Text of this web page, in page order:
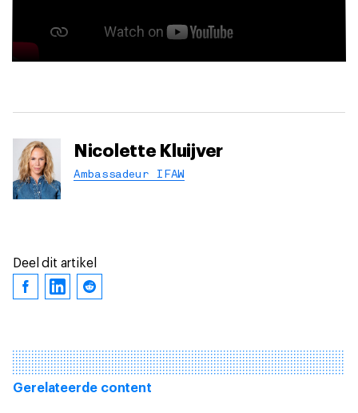
Nicolette Kluijver
Ambassadeur IFAW
Deel dit artikel
Gerelateerde content